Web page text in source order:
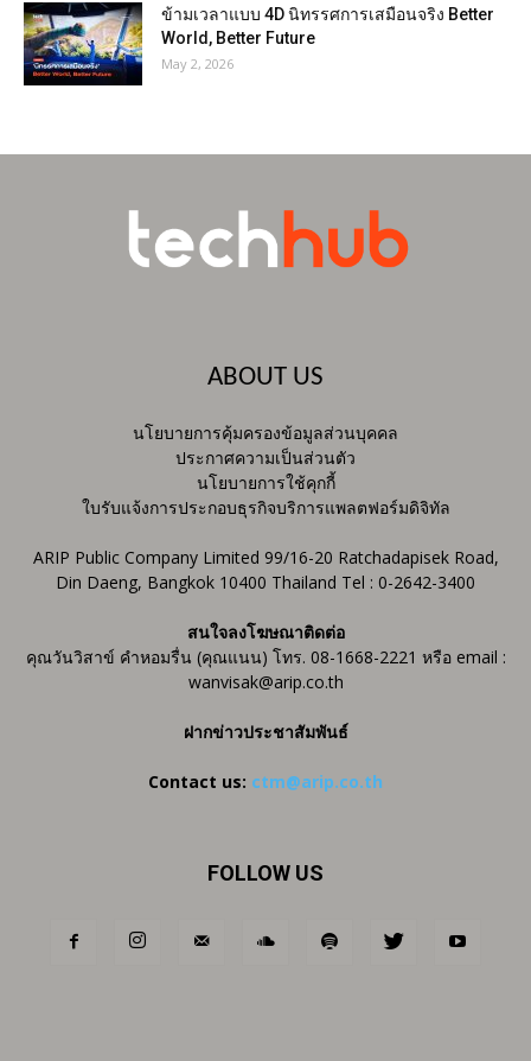
ข้ามเวลาแบบ 4D นิทรรศการเสมือนจริง Better
World, Better Future
May 2, 2026
ABOUT US
นโยบายการคุ้มครองข้อมูลส่วนบุคคล
ประกาศความเป็นส่วนตัว
นโยบายการใช้คุกกี้
ใบรับแจ้งการประกอบธุรกิจบริการแพลตฟอร์มดิจิทัล
ARIP Public Company Limited 99/16-20 Ratchadapisek Road,
Din Daeng, Bangkok 10400 Thailand Tel : 0-2642-3400
สนใจลงโฆษณาติดต่อ
คุณวันวิสาข์ คำหอมรื่น (คุณแนน) โทร. 08-1668-2221 หรือ email :
wanvisak@arip.co.th
ฝากข่าวประชาสัมพันธ์
Contact us: ctm@arip.co.th
FOLLOW US